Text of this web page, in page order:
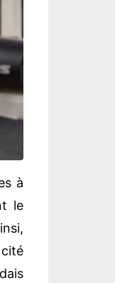
à
le